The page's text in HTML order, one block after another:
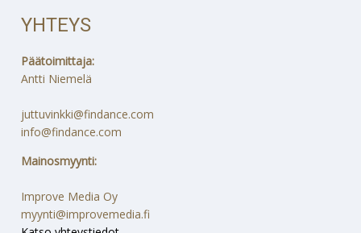
YHTEYS
Päätoimittaja:
Antti Niemelä
juttuvinkki@findance.com
info@findance.com
Mainosmyynti:
Improve Media Oy
myynti@improvemedia.fi